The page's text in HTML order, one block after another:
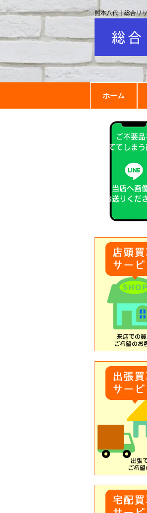
ホーム
熊本八代｜総合リ
ご不要品
捨ててしまう
当店へ画
お送りくだ